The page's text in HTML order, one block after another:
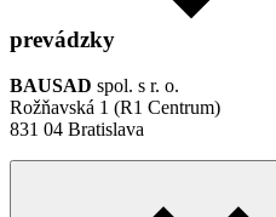
prevádzky
BAUSAD spol. s r. o.
Rožňavská 1 (R1 Centrum)
831 04 Bratislava